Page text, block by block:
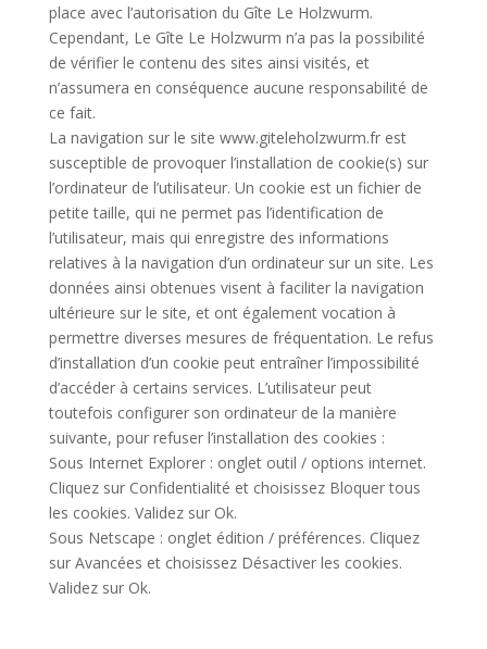
place avec l’autorisation du Gîte Le Holzwurm.
Cependant, Le Gîte Le Holzwurm n’a pas la possibilité
de vérifier le contenu des sites ainsi visités, et
n’assumera en conséquence aucune responsabilité de
ce fait.
La navigation sur le site www.giteleholzwurm.fr est
susceptible de provoquer l’installation de cookie(s) sur
l’ordinateur de l’utilisateur. Un cookie est un fichier de
petite taille, qui ne permet pas l’identification de
l’utilisateur, mais qui enregistre des informations
relatives à la navigation d’un ordinateur sur un site. Les
données ainsi obtenues visent à faciliter la navigation
ultérieure sur le site, et ont également vocation à
permettre diverses mesures de fréquentation. Le refus
d’installation d’un cookie peut entraîner l’impossibilité
d’accéder à certains services. L’utilisateur peut
toutefois configurer son ordinateur de la manière
suivante, pour refuser l’installation des cookies :
Sous Internet Explorer : onglet outil / options internet.
Cliquez sur Confidentialité et choisissez Bloquer tous
les cookies. Validez sur Ok.
Sous Netscape : onglet édition / préférences. Cliquez
sur Avancées et choisissez Désactiver les cookies.
Validez sur Ok.